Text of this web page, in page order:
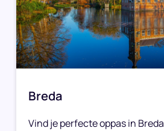
Breda
Vind je perfecte oppas in Breda